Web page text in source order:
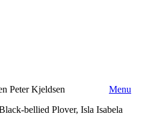
Peter Kjeldsen
Menu
bellied Plover, Isla Isabela